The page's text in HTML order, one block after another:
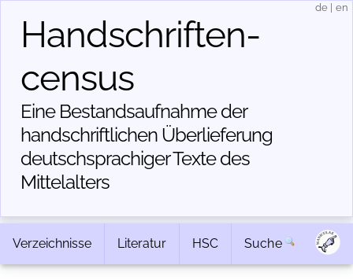
Handschriften­
census
Eine Bestandsaufnahme der
handschriftlichen Über­lieferung
deutschsprachiger Texte des
Mittelalters
de en
Verzeichnisse Literatur HSC Suche